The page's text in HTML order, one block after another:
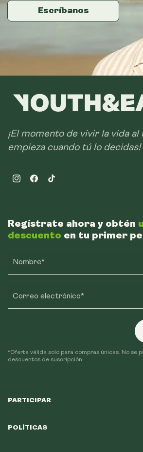
Escríbanos
Escríbanos
Escríbanos
¡El momento de vivir la vida al
empieza cuando tú lo decidas!
InstagramFacebookTikTok
PARTICIPAR
POLÍTICAS
Regístrate ahora y obtén
descuento en tu primer
Nombre*
Correo electrónico*
*Oferta válida solo para compras únicas. No se
descuentos de suscripción.